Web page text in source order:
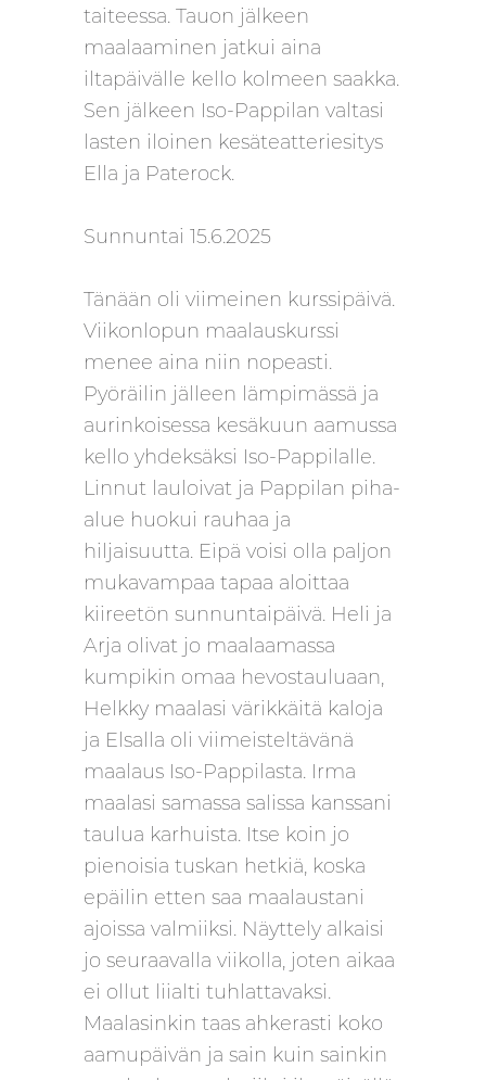
taiteessa. Tauon jälkeen
maalaaminen jatkui aina
iltapäivälle kello kolmeen saakka.
Sen jälkeen Iso-Pappilan valtasi
lasten iloinen kesäteatteriesitys
Ella ja Paterock.
Sunnuntai 15.6.2025
Tänään oli viimeinen kurssipäivä.
Viikonlopun maalauskurssi
menee aina niin nopeasti.
Pyöräilin jälleen lämpimässä ja
aurinkoisessa kesäkuun aamussa
kello yhdeksäksi Iso-Pappilalle.
Linnut lauloivat ja Pappilan piha-
alue huokui rauhaa ja
hiljaisuutta. Eipä voisi olla paljon
mukavampaa tapaa aloittaa
kiireetön sunnuntaipäivä. Heli ja
Arja olivat jo maalaamassa
kumpikin omaa hevostauluaan,
Helkky maalasi värikkäitä kaloja
ja Elsalla oli viimeisteltävänä
maalaus Iso-Pappilasta. Irma
maalasi samassa salissa kanssani
taulua karhuista. Itse koin jo
pienoisia tuskan hetkiä, koska
epäilin etten saa maalaustani
ajoissa valmiiksi. Näyttely alkaisi
jo seuraavalla viikolla, joten aikaa
ei ollut liialti tuhlattavaksi.
Maalasinkin taas ahkerasti koko
aamupäivän ja sain kuin sainkin